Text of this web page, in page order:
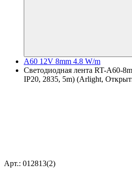
A60 12V 8mm 4.8 W/m
Светодиодная лента RT-A60-
IP20, 2835, 5m) (Arlight,
Арт.: 012813(2)